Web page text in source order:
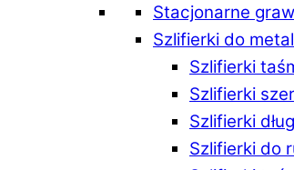
Stacjonarne
Szlifierki do
Szlifierki
Szlifierki
Szlifierki
Szlifierki do